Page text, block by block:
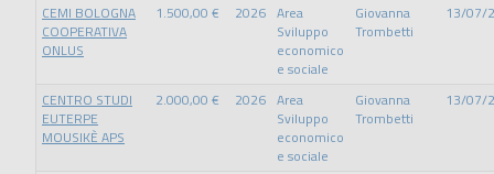
CEMI BOLOGNA
COOPERATIVA
ONLUS
1.500,00 € 2026 Area
Sviluppo
economico
e sociale
Giovanna
Trombetti
13/07/
CENTRO STUDI
EUTERPE
MOUSIKÈ APS
2.000,00 € 2026 Area
Sviluppo
economico
e sociale
Giovanna
Trombetti
13/07/